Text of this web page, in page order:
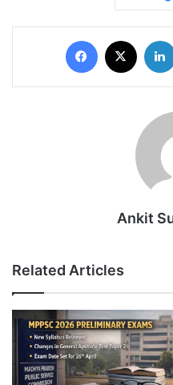
Facebook
Ankit
Related Articles